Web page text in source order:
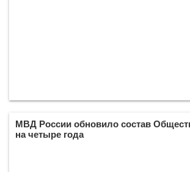
МВД России обновило состав
на четыре года